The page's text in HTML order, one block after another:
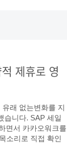
적 제휴로 영
래 없는변화를 지
습니다. SAP 세일
면서 카카오워크를
소리로 직접 확인